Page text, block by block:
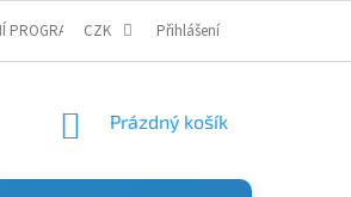
CZK Přihlášení
NÁKUPNÍ
Prázdný košík